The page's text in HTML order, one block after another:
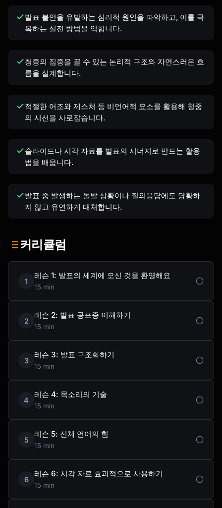
발표 불안을 유발하는 심리적 원인을 파악하고, 이를 극
복하는 실전 방법을 익힙니다.
청중의 집중을 끌 수 있는 논리적 구조와 자연스러운 흐
름을 설계합니다.
적절한 어조와 제스처 등 비언어적 요소를 활용해 청중
의 시선을 사로잡습니다.
슬라이드나 시각 자료를 발표의 시너지로 만드는 활용
법을 배웁니다.
발표 중 발생하는 돌발 상황이나 질의응답에도 당황하
지 않고 유연하게 대처합니다.
커리큘럼
1
레슨 1: 발표의 세계에 오신 것을 환영해요
15 min
2
레슨 2: 발표 공포증 이해하기
15 min
3
레슨 3: 발표 구조화하기
15 min
4
레슨 4: 목소리의 기술
15 min
5
레슨 5: 신체 언어의 힘
15 min
6
레슨 6: 시각 자료 효과적으로 사용하기
15 min